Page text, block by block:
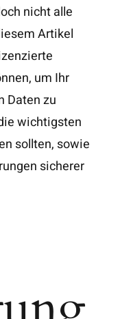
nicht alle
Artikel
um Ihr
Daten zu
wichtigsten
sollten, sowie
sicherer